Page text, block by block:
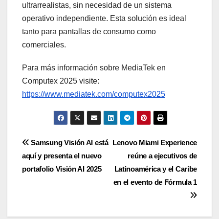
ultrarrealistas, sin necesidad de un sistema
operativo independiente. Esta solución es ideal
tanto para pantallas de consumo como
comerciales.
Para más información sobre MediaTek en
Computex 2025 visite:
https://www.mediatek.com/computex2025
Navegación
de
Lenovo Miami Experience
reúne a ejecutivos de
Latinoamérica y el Caribe
en el evento de Fórmula 1
Samsung Visión AI está
aquí y presenta el nuevo
portafolio Visión AI 2025